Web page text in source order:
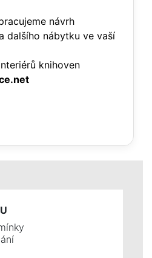
návrh
dalšího nábytku ve vaší
knihoven